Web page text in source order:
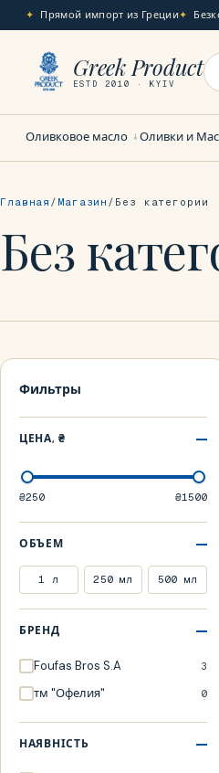
Прямой импорт из Греции
Greek Product
ESTD 2010 · KYIV
Оливковое масло Оливки и
Главная Магазин Без категории
Без
Фильтры
ЦЕНА, ₴
₴250 ₴1500
ОБЪЕМ
1 л 250 мл 500 мл
БРЕНД
Foufas Bros S.A 3
тм "Офелия" 0
НАЯВНІСТЬ